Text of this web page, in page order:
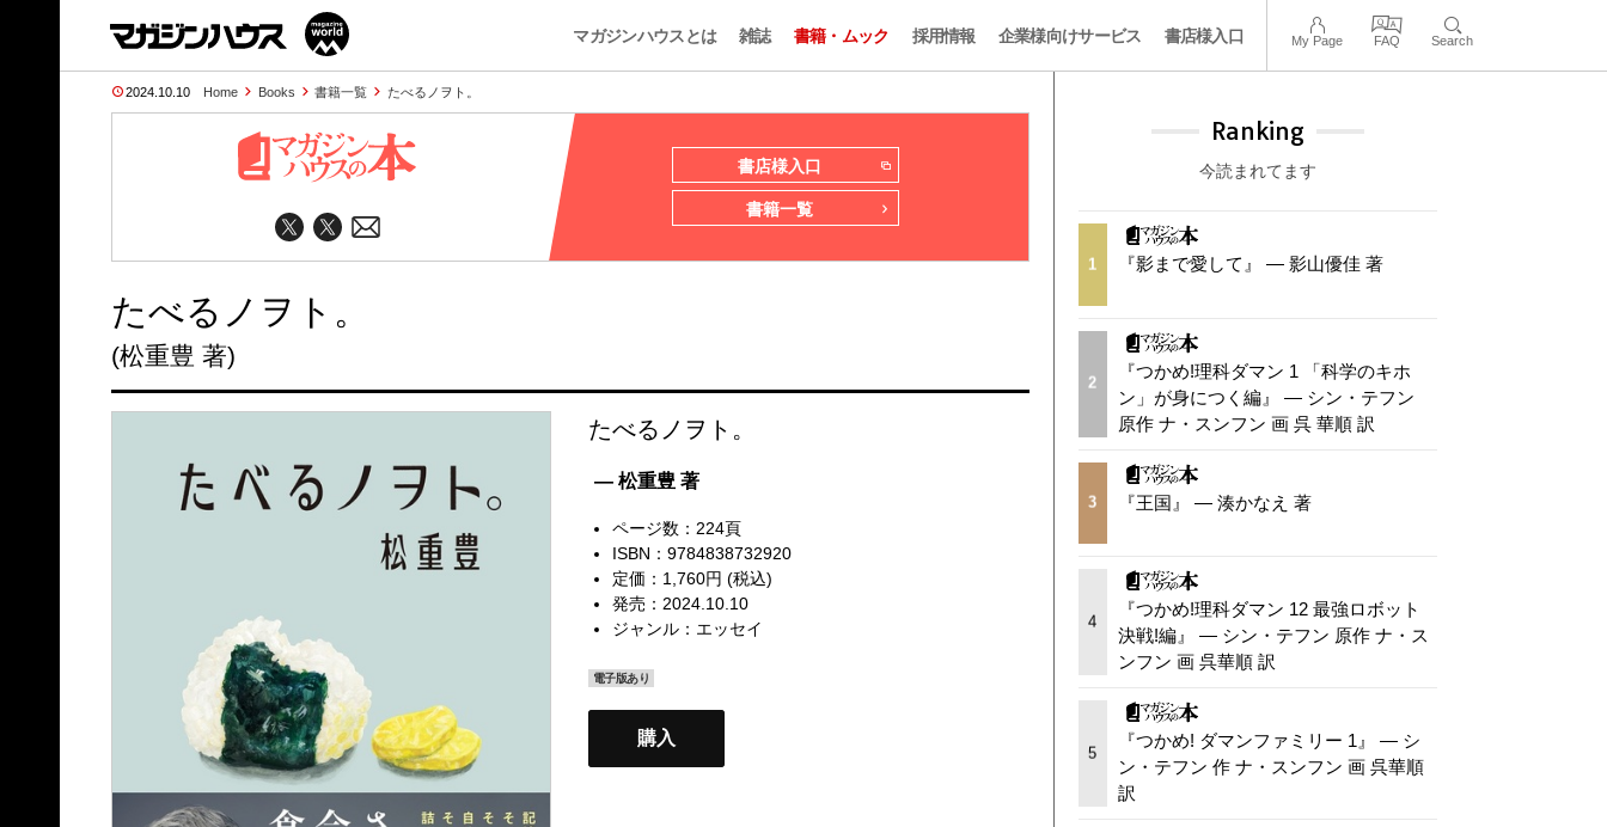
マガジンハウスとは 雑誌 書籍・ムック 採用情報 企業様向けサービス 書店様入口 My Page FAQ Search
2024.10.10 Home Books 書籍一覧 たべるノヲト。
書店様入口
書籍一覧
たべるノヲト。
(松重豊 著)
たべるノヲト。
— 松重豊 著
ページ数：224頁
ISBN：9784838732920
定価：1,760円 (税込)
発売：2024.10.10
ジャンル： エッセイ
電子版あり
購入
Ranking
今読まれてます
1 『影まで愛して』 — 影山優佳 著
2
『つかめ!理科ダマン 1 「科学のキホ
ン」が身につく編』 — シン・テフン
原作 ナ・スンフン 画 呉 華順 訳
3 『王国』 — 湊かなえ 著
4
『つかめ!理科ダマン 12 最強ロボット
決戦!編』 — シン・テフン 原作 ナ・ス
ンフン 画 呉華順 訳
5
『つかめ! ダマンファミリー 1』 — シ
ン・テフン 作 ナ・スンフン 画 呉華順
訳